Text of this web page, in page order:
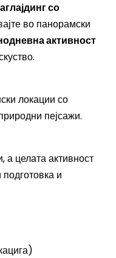
со
во панорамски
активност
локации со
пејсажи.
а целата активност
подготовка и